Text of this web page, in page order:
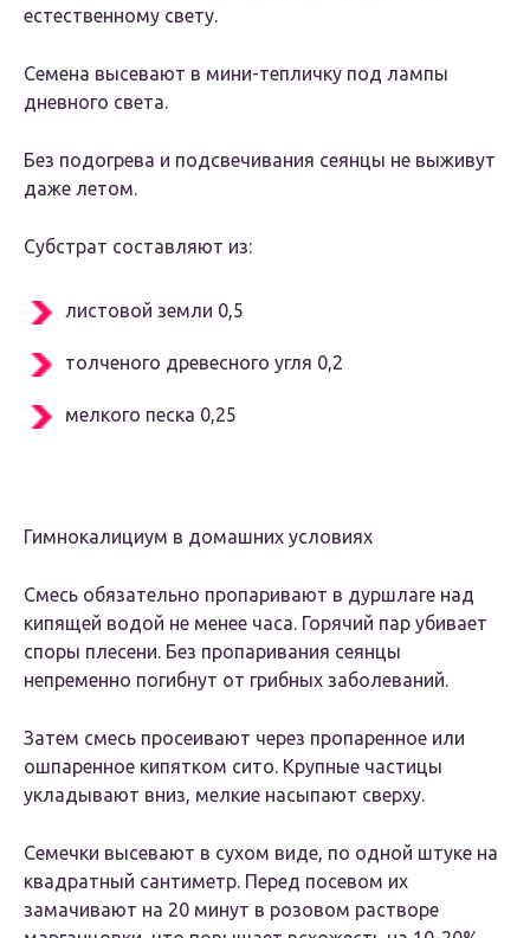
естественному свету.
Семена высевают в мини-тепличку под лампы
дневного света.
Без подогрева и подсвечивания сеянцы не выживут
даже летом.
Субстрат составляют из:
листовой земли 0,5
толченого древесного угля 0,2
мелкого песка 0,25
Гимнокалициум в домашних условиях
Смесь обязательно пропаривают в дуршлаге над
кипящей водой не менее часа. Горячий пар убивает
споры плесени. Без пропаривания сеянцы
непременно погибнут от грибных заболеваний.
Затем смесь просеивают через пропаренное или
ошпаренное кипятком сито. Крупные частицы
укладывают вниз, мелкие насыпают сверху.
Семечки высевают в сухом виде, по одной штуке на
квадратный сантиметр. Перед посевом их
замачивают на 20 минут в розовом растворе